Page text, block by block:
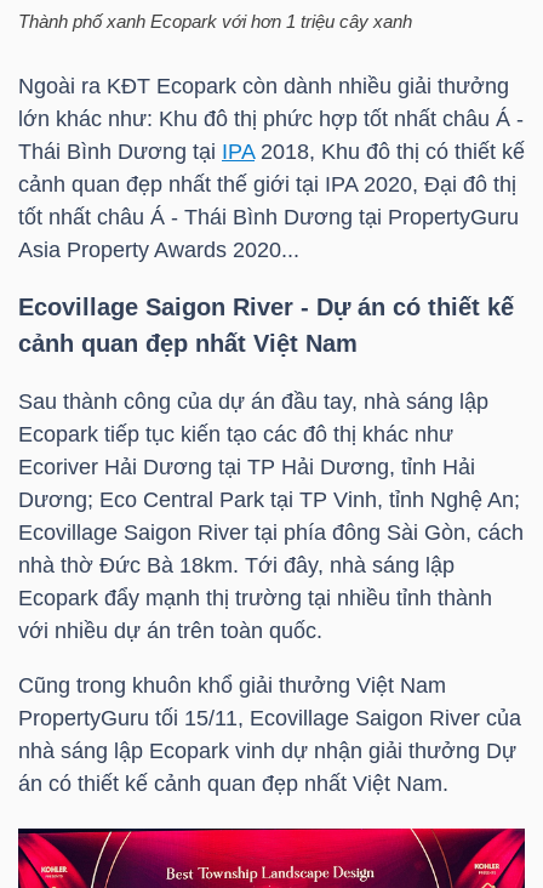
Thành phố xanh Ecopark với hơn 1 triệu cây xanh
Ngoài ra KĐT Ecopark còn dành nhiều giải thưởng
lớn khác như: Khu đô thị phức hợp tốt nhất châu Á -
Thái Bình Dương tại IPA2018, Khu đô thị có thiết kế
cảnh quan đẹp nhất thế giới tại IPA2020, Đại đô thị
tốt nhất châu Á - Thái Bình Dương tại PropertyGuru
Asia Property Awards 2020...
Ecovillage Saigon River - Dự án có thiết kế
cảnh quan đẹp nhất Việt Nam
Sau thành công của dự án đầu tay, nhà sáng lập
Ecopark tiếp tục kiến tạo các đô thị khác như
Ecoriver Hải Dương tại TP Hải Dương, tỉnh Hải
Dương; Eco Central Park tại TP Vinh, tỉnh Nghệ An;
Ecovillage Saigon River tại phía đông Sài Gòn, cách
nhà thờ Đức Bà 18km. Tới đây, nhà sáng lập
Ecopark đẩy mạnh thị trường tại nhiều tỉnh thành
với nhiều dự án trên toàn quốc.
Cũng trong khuôn khổ giải thưởng Việt Nam
PropertyGuru tối 15/11, Ecovillage Saigon River của
nhà sáng lập Ecopark vinh dự nhận giải thưởng Dự
án có thiết kế cảnh quan đẹp nhất Việt Nam.
NĂNG
LƯỢNG
NGUYÊN
VẬT
LIỆU
NGHIỆP
TIÊU
DÙNG
KHÔNG
THIẾT